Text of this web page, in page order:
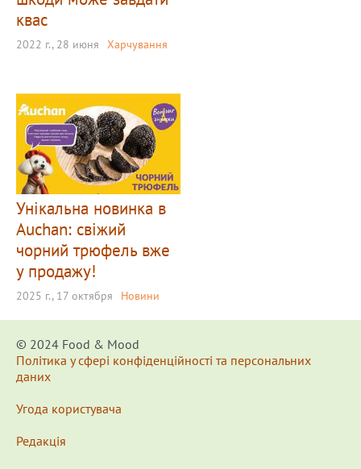
квас
2022 г., 28 июня Харчування
Унікальна новинка в
Auchan: свіжий
чорний трюфель вже
у продажу!
2025 г., 17 октября Новини
© 2024 Food & Мood
Політика у сфері конфіденційності та персональних
даних
Угода користувача
Редакція